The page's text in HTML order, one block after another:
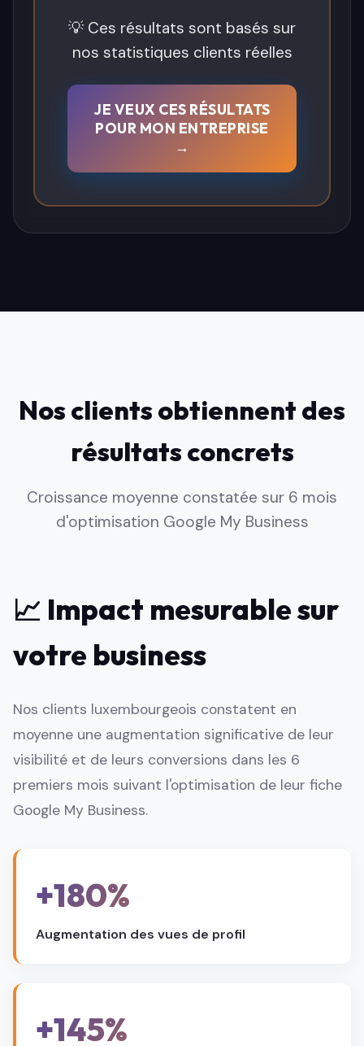
💡 Ces résultats sont basés sur
nos statistiques clients réelles
JE VEUX CES RÉSULTATS
POUR MON ENTREPRISE
→
Nos clients obtiennent des
résultats concrets
Croissance moyenne constatée sur 6 mois
d'optimisation Google My Business
📈 Impact mesurable sur
votre business
Nos clients luxembourgeois constatent en
moyenne une augmentation significative de leur
visibilité et de leurs conversions dans les 6
premiers mois suivant l'optimisation de leur fiche
Google My Business.
+180%
Augmentation des vues de profil
+145%